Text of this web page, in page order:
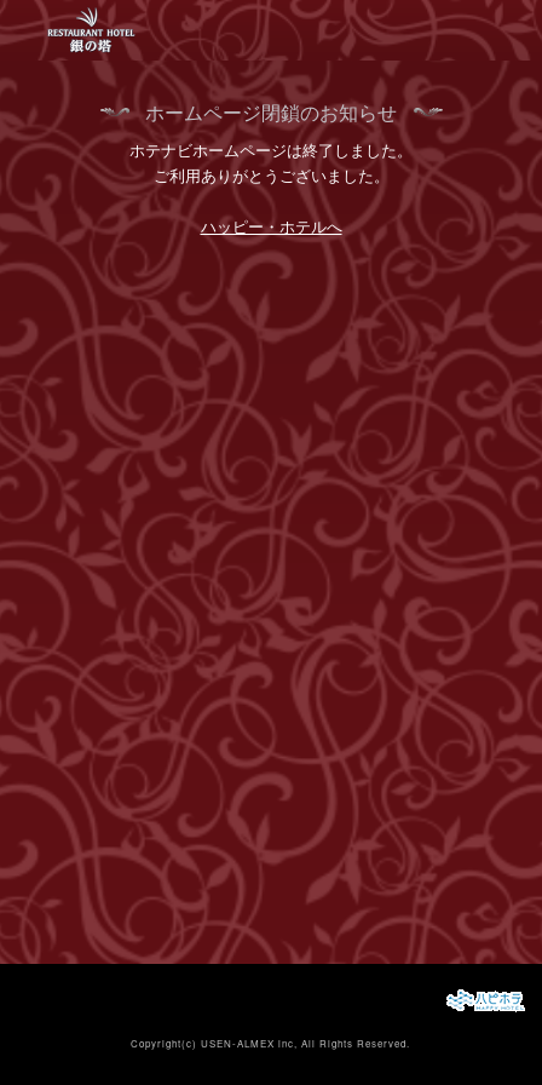
ホームページ閉鎖のお知らせ
ホテナビホームページは終了しました。
ご利用ありがとうございました。
ハッピー・ホテルへ
Copyright(c)USEN-ALMEX inc, All Rights Reserved.